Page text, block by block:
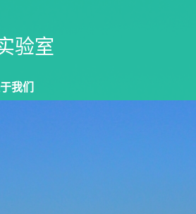
验室
我们